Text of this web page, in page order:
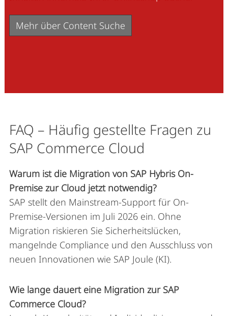
Mehr über Content Suche
FAQ – Häufig gestellte Fragen zu
SAP Commerce Cloud
Warum ist die Migration von SAP Hybris On-
Premise zur Cloud jetzt notwendig?
SAP stellt den Mainstream-Support für On-
Premise-Versionen im Juli 2026 ein. Ohne
Migration riskieren Sie Sicherheitslücken,
mangelnde Compliance und den Ausschluss von
neuen Innovationen wie SAP Joule (KI).
Wie lange dauert eine Migration zur SAP
Commerce Cloud?